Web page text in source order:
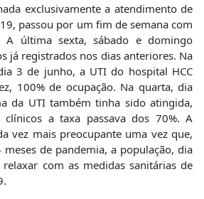
exclusivamente a atendimento de
passou por um fim de semana com
A última sexta, sábado e domingo
já registrados nos dias anteriores. Na
3 de junho, a UTI do hospital HCC
100% de ocupação. Na quarta, dia
da UTI também tinha sido atingida,
a taxa passava dos 70%. A
vez mais preocupante uma vez que,
meses de pandemia, a população, dia
com as medidas sanitárias de